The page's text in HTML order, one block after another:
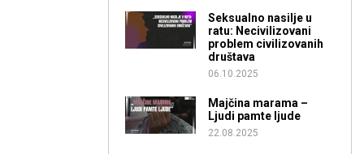
Seksualno nasilje u
ratu: Necivilizovani
problem civilizovanih
društava
06.10.2025
Majčina marama –
Ljudi pamte ljude
22.08.2025